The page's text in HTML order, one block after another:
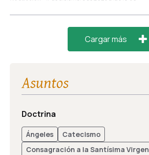
Cargar más
Asuntos
Doctrina
Ángeles
Catecismo
Consagración a la Santísima Virgen